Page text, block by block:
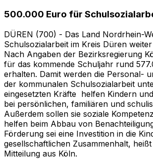
500.000 Euro für
DÜREN (700) - Das Land Nordrhein-
Schulsozialarbeit im Kreis Düren
Nach Angaben der Bezirksregierung
für das kommende Schuljahr rund
erhalten. Damit werden die Personal-
der kommunalen Schulsozialarbeit
eingesetzten Kräfte helfen Kindern
bei persönlichen, familiären und
Außerdem sollen sie soziale
helfen beim Abbau von
Förderung sei eine Investition in die
gesellschaftlichen Zusammenhalt,
Mitteilung aus Köln.